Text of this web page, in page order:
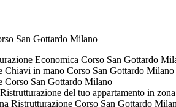
Economica Corso San Gottardo
Chiavi in mano Corso San Gottardo Milano
Corso San Gottardo Milano
del tuo appartamento in
Ristrutturazione Corso San Gottardo